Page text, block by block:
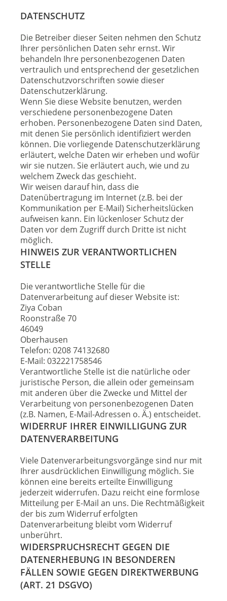
DATENSCHUTZ
Die Betreiber dieser Seiten nehmen den Schutz
Ihrer persönlichen Daten sehr ernst. Wir
behandeln Ihre personenbezogenen Daten
vertraulich und entsprechend der gesetzlichen
Datenschutzvorschriften sowie dieser
Datenschutzerklärung.
Wenn Sie diese Website benutzen, werden
verschiedene personenbezogene Daten
erhoben. Personenbezogene Daten sind Daten,
mit denen Sie persönlich identifiziert werden
können. Die vorliegende Datenschutzerklärung
erläutert, welche Daten wir erheben und wofür
wir sie nutzen. Sie erläutert auch, wie und zu
welchem Zweck das geschieht.
Wir weisen darauf hin, dass die
Datenübertragung im Internet (z.B. bei der
Kommunikation per E-Mail) Sicherheitslücken
aufweisen kann. Ein lückenloser Schutz der
Daten vor dem Zugriff durch Dritte ist nicht
möglich.
HINWEIS ZUR VERANTWORTLICHEN
STELLE
Die verantwortliche Stelle für die
Datenverarbeitung auf dieser Website ist:
Ziya Coban
Roonstraße 70
46049
Oberhausen
Telefon: 0208 74132680
E-Mail: 032221758546
Verantwortliche Stelle ist die natürliche oder
juristische Person, die allein oder gemeinsam
mit anderen über die Zwecke und Mittel der
Verarbeitung von personenbezogenen Daten
(z.B. Namen, E-Mail-Adressen o. Ä.) entscheidet.
WIDERRUF IHRER EINWILLIGUNG ZUR
DATENVERARBEITUNG
Viele Datenverarbeitungsvorgänge sind nur mit
Ihrer ausdrücklichen Einwilligung möglich. Sie
können eine bereits erteilte Einwilligung
jederzeit widerrufen. Dazu reicht eine formlose
Mitteilung per E-Mail an uns. Die Rechtmäßigkeit
der bis zum Widerruf erfolgten
Datenverarbeitung bleibt vom Widerruf
unberührt.
WIDERSPRUCHSRECHT GEGEN DIE
DATENERHEBUNG IN BESONDEREN
FÄLLEN SOWIE GEGEN DIREKTWERBUNG
(ART. 21 DSGVO)